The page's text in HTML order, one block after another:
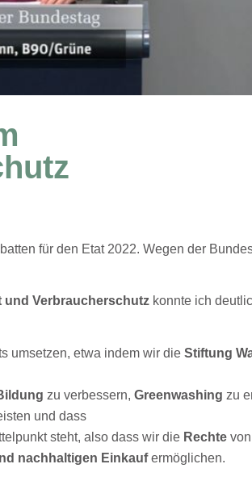
für den Etat 2022. Wegen der
und Verbraucherschutz konnte ich
umsetzen, etwa indem wir dieStiftung
zu verbessern,Greenwashing zu
und dass
steht, also dass wir die Rechtevon
nachhaltigen Einkaufermöglichen.